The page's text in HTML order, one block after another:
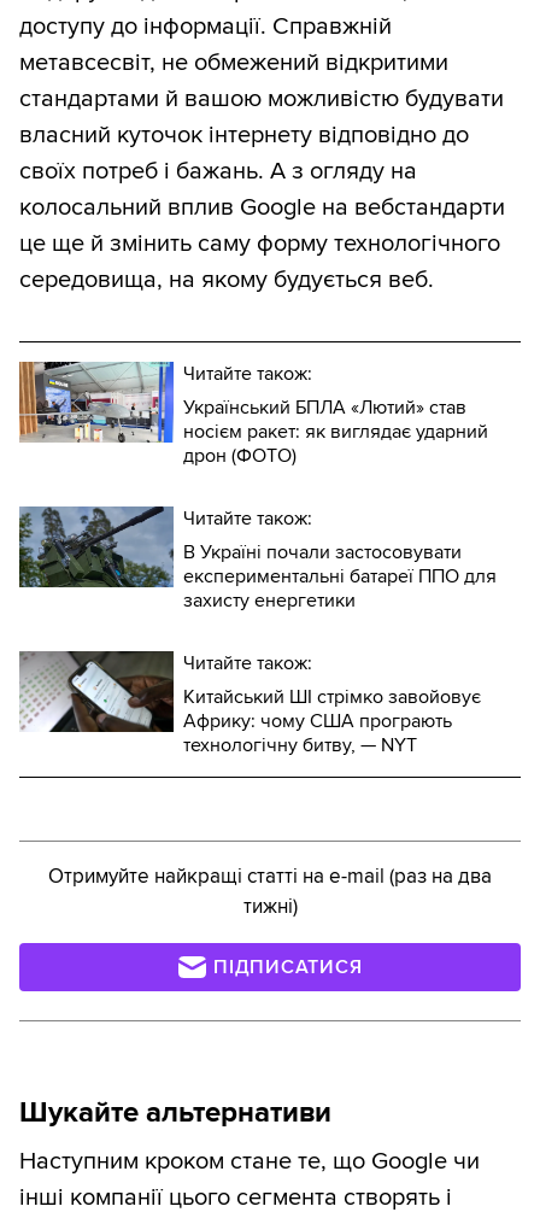
доступу до інформації. Справжній
метавсесвіт, не обмежений відкритими
стандартами й вашою можливістю будувати
власний куточок інтернету відповідно до
своїх потреб і бажань. А з огляду на
колосальний вплив Google на вебстандарти
це ще й змінить саму форму технологічного
середовища, на якому будується веб.
Читайте також:
Український БПЛА «Лютий» став
носієм ракет: як виглядає ударний
дрон (ФОТО)
Читайте також:
В Україні почали застосовувати
експериментальні батареї ППО для
захисту енергетики
Читайте також:
Китайський ШІ стрімко завойовує
Африку: чому США програють
технологічну битву, — NYT
Отримуйте найкращі статті на e-mail (раз на два
тижні)
ПІДПИСАТИСЯ
Шукайте альтернативи
Наступним кроком стане те, що Google чи
інші компанії цього сегмента створять і